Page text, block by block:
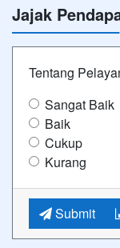
Jajak
Tentang
Sangat Baik
Baik
Cukup
Kurang
Submit